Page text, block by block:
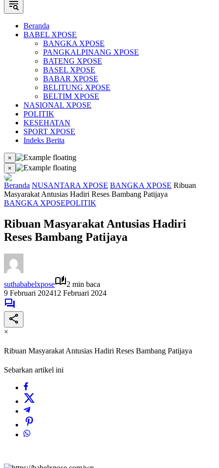
Beranda
BABEL XPOSE
BANGKA XPOSE
PANGKALPINANG XPOSE
BATENG XPOSE
BASEL XPOSE
BABAR XPOSE
BELITUNG XPOSE
BELTIM XPOSE
NASIONAL XPOSE
POLITIK
KESEHATAN
SPORT XPOSE
Indeks Berita
×
×
Beranda NUSANTARA XPOSE BANGKA XPOSE Ribuan
Masyarakat Antusias Hadiri Reses Bambang Patijaya
BANGKA XPOSEPOLITIK
Ribuan Masyarakat Antusias Hadiri
Reses Bambang Patijaya
suthababelxpose
2 min baca
9 Februari 202412 Februari 2024
×
Ribuan Masyarakat Antusias Hadiri Reses Bambang Patijaya
Sebarkan artikel ini